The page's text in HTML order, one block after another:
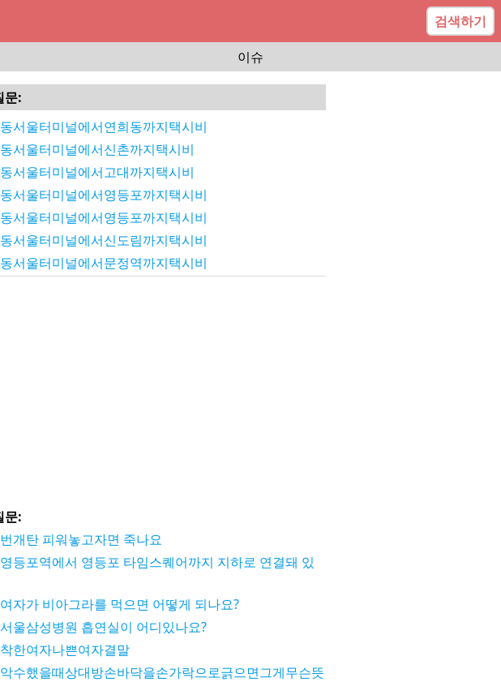
검색하기
이슈
문:
동서울터미널에서연희동까지택시비
동서울터미널에서신촌까지택시비
동서울터미널에서고대까지택시비
동서울터미널에서영등포까지택시비
동서울터미널에서영등포까지택시비
동서울터미널에서신도림까지택시비
동서울터미널에서문정역까지택시비
문:
번개탄 피워놓고자면 죽나요
영등포역에서 영등포 타임스퀘어까지 지하로 연결돼 있
여자가 비아그라를 먹으면 어떻게 되나요?
서울삼성병원 흡연실이 어디있나요?
착한여자나쁜여자결말
악수했을때상대방손바닥을손가락으로긁으면그게무슨뜻